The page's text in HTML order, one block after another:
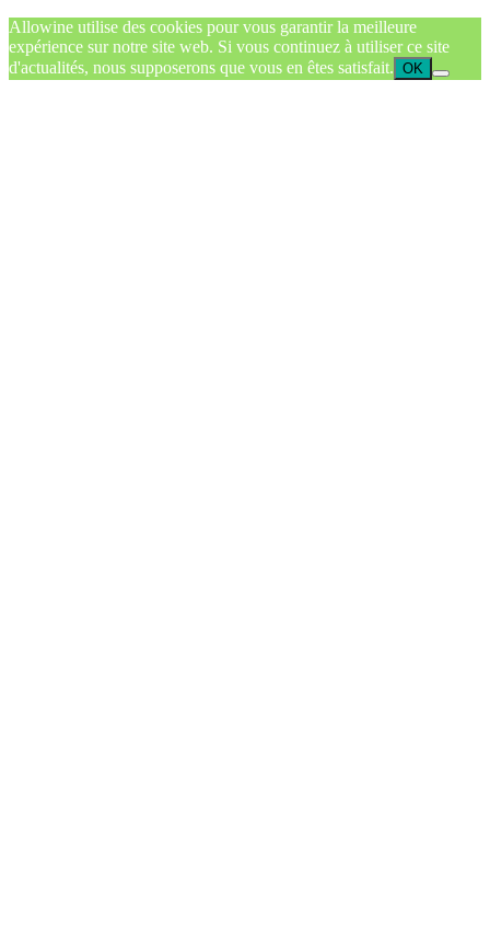
Allowine utilise des cookies pour vous garantir la meilleure
expérience sur notre site web. Si vous continuez à utiliser ce site
d'actualités, nous supposerons que vous en êtes satisfait. OK